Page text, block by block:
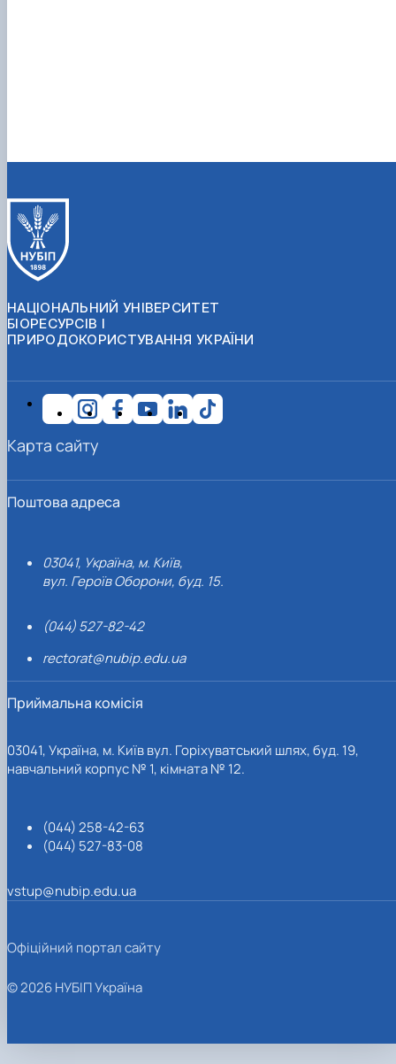
НАЦІОНАЛЬНИЙ УНІВЕРСИТЕТ
БІОРЕСУРСІВ І
ПРИРОДОКОРИСТУВАННЯ УКРАЇНИ
Поштова адреса
03041, Україна, м. Київ,
вул. Героїв Оборони, буд. 15.
(044) 527-82-42
rectorat@nubip.edu.ua
Приймальна комісія
03041, Україна, м. Київ вул. Горіхуватський шлях, буд. 19,
навчальний корпус № 1, кімната № 12.
(044) 258-42-63
(044) 527-83-08
vstup@nubip.edu.ua
Карта сайту
Офіційний портал сайту
© 2026 НУБІП Україна